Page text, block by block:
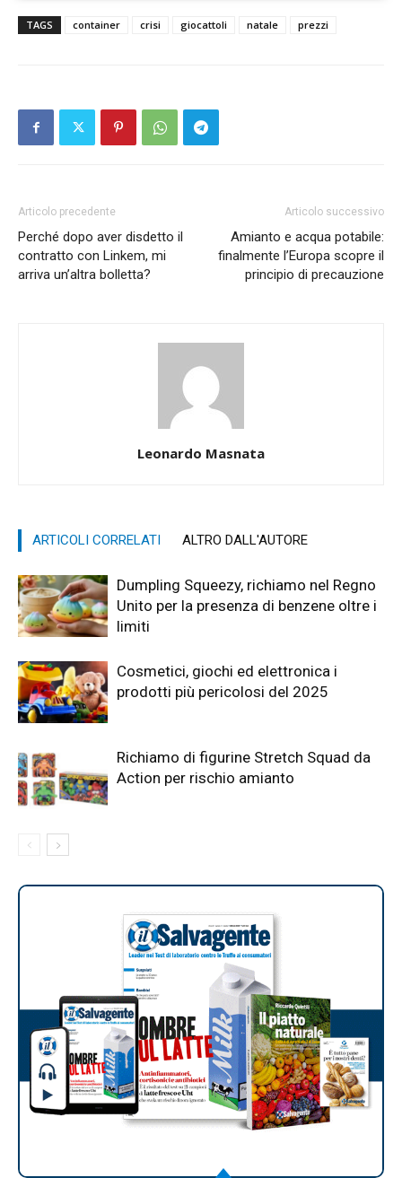
TAGS container crisi giocattoli natale prezzi
Articolo precedente
Perché dopo aver disdetto il
contratto con Linkem, mi
arriva un’altra bolletta?
Articolo successivo
Amianto e acqua potabile:
finalmente l’Europa scopre il
principio di precauzione
Leonardo Masnata
ARTICOLI CORRELATI ALTRO DALL'AUTORE
Dumpling Squeezy, richiamo nel Regno
Unito per la presenza di benzene oltre i
limiti
Cosmetici, giochi ed elettronica i
prodotti più pericolosi del 2025
Richiamo di figurine Stretch Squad da
Action per rischio amianto